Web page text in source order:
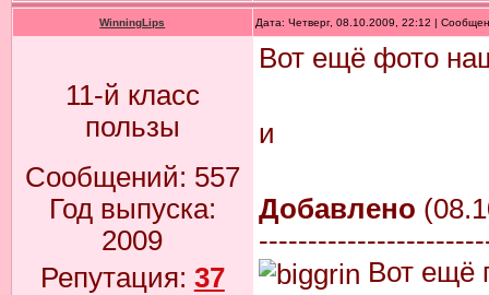
WinningLips Дата: Четверг, 08.10.2009, 22:12 |
11-й класс
пользы
Сообщений: 557
Год выпуска:
2009
Репутация: 37
Вот ещё фото
и
Добавлено
Вот ещё